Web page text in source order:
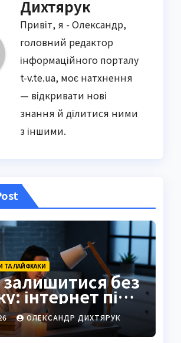
Дихтярук
Привіт, я - Олександр,
головний редактор
інформаційного порталу
t-v.te.ua, моє натхнення
— відкривати нові
знання й ділитися ними
з іншими.
ТА ЛАЙФХАКИ
без
інтернет під
світла
ОЛЕКСАНДР ДИХТЯРУК